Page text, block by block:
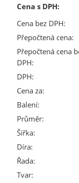
Cena s DPH:
Cena bez DPH:
Přepočtená cena:
Přepočtená cena
DPH:
DPH:
Cena za:
Balení:
Průměr:
Šířka:
Díra:
Řada:
Tvar: